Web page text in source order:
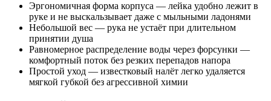
Эргономичная форма корпуса — лейка удобно лежит в
руке и не выскальзывает даже с мыльными ладонями
Небольшой вес — рука не устаёт при длительном
принятии душа
Равномерное распределение воды через форсунки —
комфортный поток без резких перепадов напора
Простой уход — известковый налёт легко удаляется
мягкой губкой без агрессивной химии